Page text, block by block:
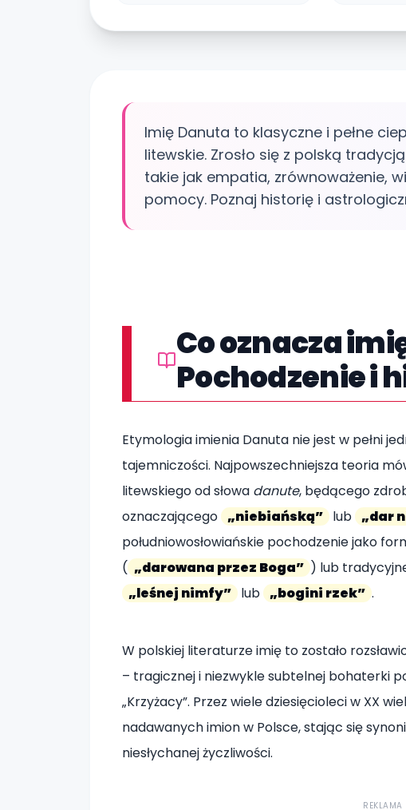
Imię Danuta to klasyczne i pełne
litewskie. Zrosło się z polską
takie jak empatia, zrównoważenie,
pomocy. Poznaj historię i
Co oznacza
Pochodzenie i
Etymologia imienia Danuta nie jest w pełni
tajemniczości. Najpowszechniejsza teoria
litewskiego od słowa danute, będącego
oznaczającego „niebiańską” lub „dar
południowosłowiańskie pochodzenie jako
( „darowana przez Boga” ) lub
„leśnej nimfy” lub „bogini rzek” .
W polskiej literaturze imię to zostało
– tragicznej i niezwykle subtelnej bohaterki
„Krzyżacy”. Przez wiele dziesięcioleci w XX
nadawanych imion w Polsce, stając się
niesłychanej życzliwości.
REKLAMA